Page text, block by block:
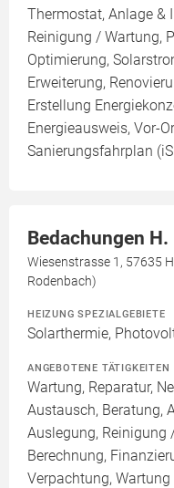
Thermostat, Anlage &
Reinigung / Wartung,
Optimierung,
Erweiterung,
Erstellung
Energieausweis, Vor-
Sanierungsfahrplan
Bedachungen H.
Wiesenstrasse 1, 57635
Rodenbach)
HEIZUNG SPEZIALGEBIETE
Solarthermie,
ANGEBOTENE TÄTIGKEITEN
Wartung, Reparatur,
Austausch, Beratung,
Auslegung,
Berechnung,
Verpachtung,